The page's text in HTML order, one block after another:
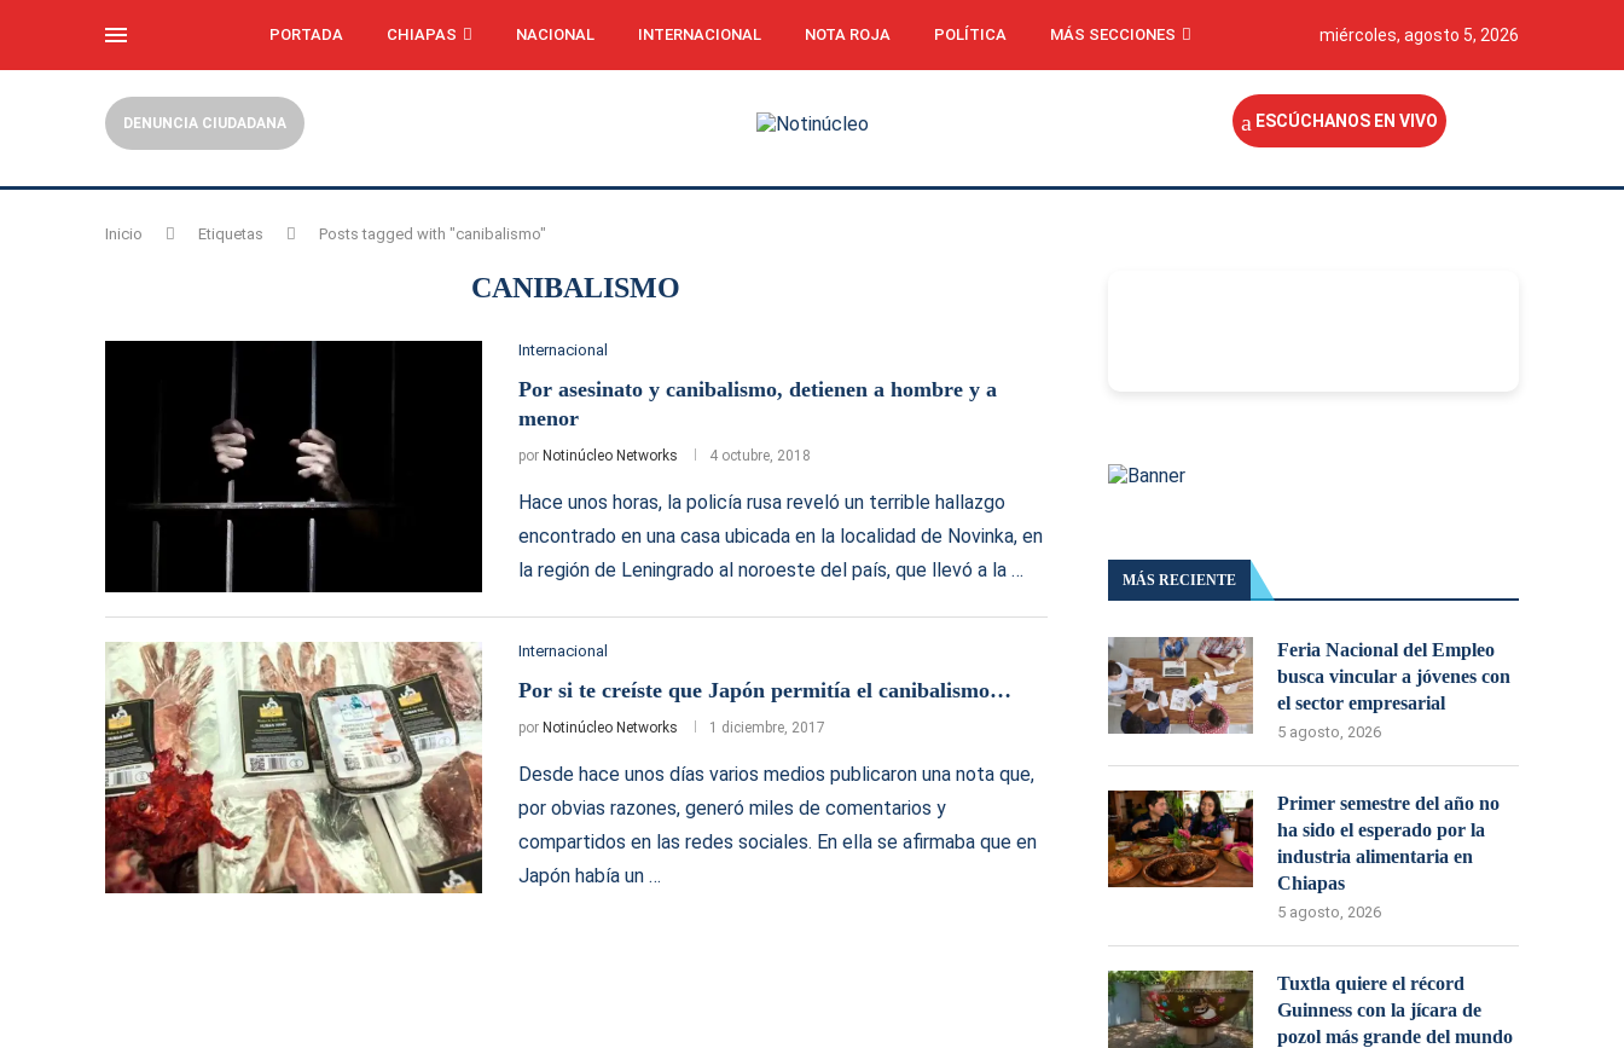
PORTADA CHIAPAS NACIONAL INTERNACIONAL NOTA ROJA POLÍTICA MÁS SECCIONES miércoles, agosto 5, 2026
DENUNCIA CIUDADANA ESCÚCHANOS EN VIVO
Inicio Etiquetas Posts tagged with "canibalismo"
CANIBALISMO
Internacional
Por asesinato y canibalismo, detienen a hombre y a
menor
por Notinúcleo Networks 4 octubre, 2018
Hace unos horas, la policía rusa reveló un terrible hallazgo
encontrado en una casa ubicada en la localidad de Novinka, en
la región de Leningrado al noroeste del país, que llevó a la …
Internacional
Por si te creíste que Japón permitía el canibalismo…
por Notinúcleo Networks 1 diciembre, 2017
Desde hace unos días varios medios publicaron una nota que,
por obvias razones, generó miles de comentarios y
compartidos en las redes sociales. En ella se afirmaba que en
Japón había un …
MÁS RECIENTE
Feria Nacional del Empleo
busca vincular a jóvenes con
el sector empresarial
5 agosto, 2026
Primer semestre del año no
ha sido el esperado por la
industria alimentaria en
Chiapas
5 agosto, 2026
Tuxtla quiere el récord
Guinness con la jícara de
pozol más grande del mundo